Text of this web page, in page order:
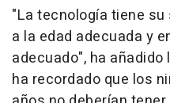
"La tecnología tiene
a la edad adecuada y
adecuado", ha
ha recordado que los